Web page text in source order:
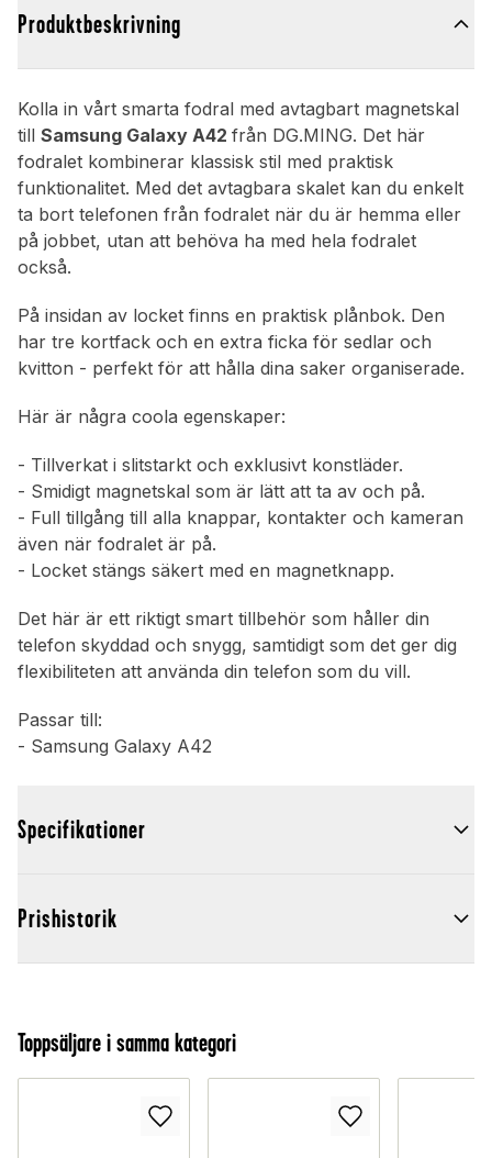
Produktbeskrivning
Kolla in vårt smarta fodral med avtagbart magnetskal
till Samsung Galaxy A42 från DG.MING. Det här
fodralet kombinerar klassisk stil med praktisk
funktionalitet. Med det avtagbara skalet kan du enkelt
ta bort telefonen från fodralet när du är hemma eller
på jobbet, utan att behöva ha med hela fodralet
också.
På insidan av locket finns en praktisk plånbok. Den
har tre kortfack och en extra ficka för sedlar och
kvitton - perfekt för att hålla dina saker organiserade.
Här är några coola egenskaper:
- Tillverkat i slitstarkt och exklusivt konstläder.
- Smidigt magnetskal som är lätt att ta av och på.
- Full tillgång till alla knappar, kontakter och kameran
även när fodralet är på.
- Locket stängs säkert med en magnetknapp.
Det här är ett riktigt smart tillbehör som håller din
telefon skyddad och snygg, samtidigt som det ger dig
flexibiliteten att använda din telefon som du vill.
Passar till:
- Samsung Galaxy A42
Specifikationer
Prishistorik
Toppsäljare i samma kategori